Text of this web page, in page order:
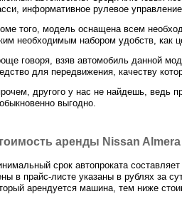
информативное рулевое
того, модель оснащена всем
необходимым набором удобств, как
говоря, взяв автомобиль данной
для передвижения, качеству
другого у нас не найдешь, ведь
выгодно.
аренды Nissan
срок автопроката
в прайс-листе указаны в рублях за
арендуется машина, тем ниже